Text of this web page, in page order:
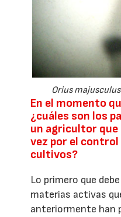
Orius
En el momento
¿cuáles son los
un agricultor que
vez por el
cultivos?
Lo primero que
materias activas
anteriormente han